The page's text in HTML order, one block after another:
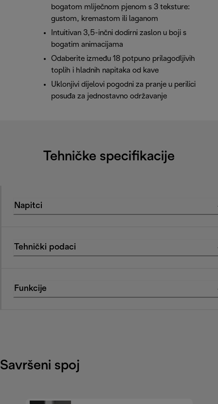
bogatom mliječnom pjenom s 3 teksture:
gustom, kremastom ili laganom
Intuitivan 3,5-inčni dodirni zaslon u boji s
bogatim animacijama
Odaberite između 18 potpuno prilagodljivih
toplih i hladnih napitaka od kave
Uklonjivi dijelovi pogodni za pranje u perilici
posuđa za jednostavno održavanje
Tehničke specifikacije
Napitci
Tehnički podaci
Funkcije
Savršeni spoj